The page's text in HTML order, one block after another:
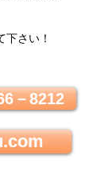
下さい！
－8212